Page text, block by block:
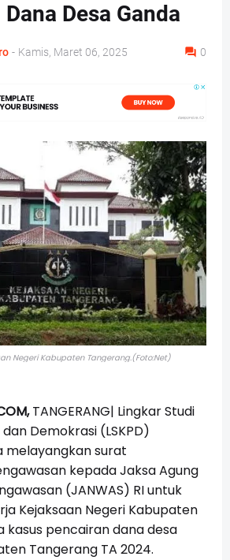
Desa Ganda
- Kamis, Maret 06, 2025 0
Negeri Kabupaten Tangerang.(Foto:Net)
TANGERANG| Lingkar Studi
Demokrasi (LSKPD)
melayangkan surat
kepada Jaksa Agung
(JANWAS) RI untuk
Kejaksaan Negeri Kabupaten
kasus pencairan dana desa
Tangerang TA 2024.